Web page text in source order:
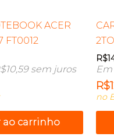
ACER
FT0012
10,59sem juros
ao carrinho
R$
Em
R$
no